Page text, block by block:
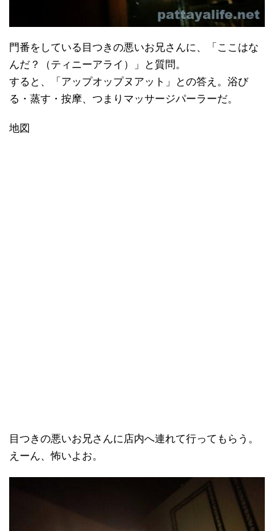
門番をしている目つきの悪いお兄さんに、「ここはな
んだ？（ティニーアライ）」と質問。
すると、「アップオップヌアット」との答え。浴び
る・蒸す・按摩、つまりマッサージパーラーだ。
地図
目つきの悪いお兄さんに店内へ連れて行ってもらう。
えーん、怖いよお。